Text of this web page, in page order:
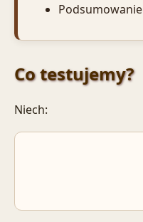
Podsumowanie
Co testujemy?
Niech: